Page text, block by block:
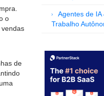
o
de
Agentes de IA
Trabalho